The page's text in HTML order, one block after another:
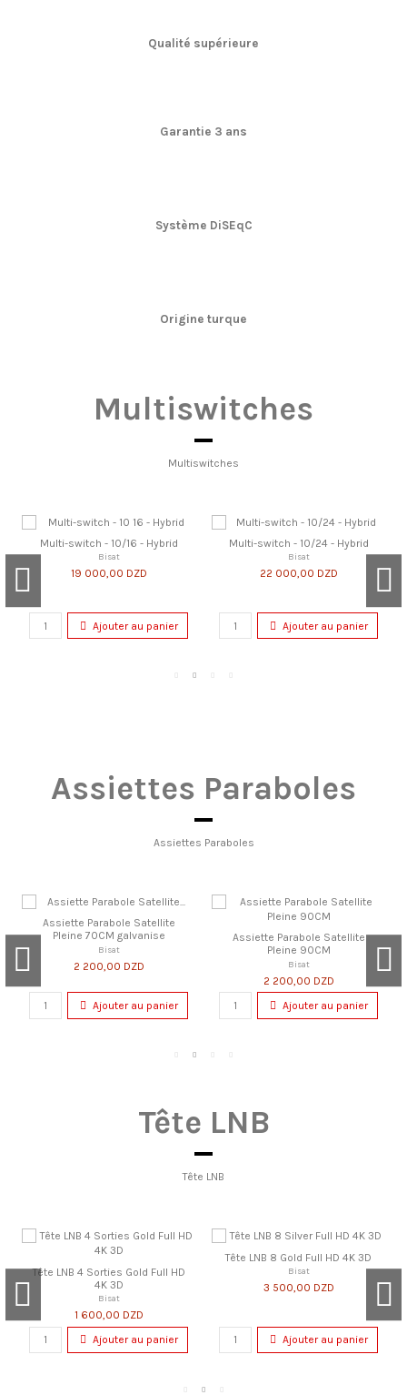
Qualité supérieure
Garantie 3 ans
Système DiSEqC
Origine turque
Multiswitches
Multiswitches
Multi-switch - 10/16 - Hybrid
Bisat
19 000,00 DZD
Ajouter au panier
Multi-switch - 10/24 - Hybrid
Bisat
22 000,00 DZD
Ajouter au panier
Assiettes Paraboles
Assiettes Paraboles
Assiette Parabole Satellite
Pleine 70CM galvanise
Bisat
2 200,00 DZD
Ajouter au panier
Assiette Parabole Satellite
Pleine 90CM
Bisat
2 200,00 DZD
Ajouter au panier
Tête LNB
Tête LNB
Tête LNB 4 Sorties Gold Full HD
4K 3D
Bisat
1 600,00 DZD
Ajouter au panier
Tête LNB 8 Gold Full HD 4K 3D
Bisat
3 500,00 DZD
Ajouter au panier